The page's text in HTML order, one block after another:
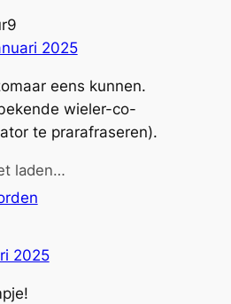
2025
eens kunnen.
wieler-co-
te prarafraseren).
laden…
2025